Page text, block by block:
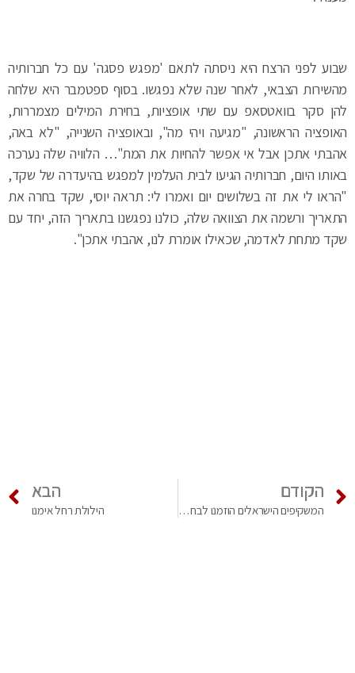
שבוע לפני הרצח היא ניסתה לתאם 'מפגש פסגה' עם כל חברותיה
מהשירות הצבאי, לאחר שנה שלא נפגשו. בסוף ספטמבר היא שלחה
להן סקר בוואטסאפ עם שתי אופציות, בחירת המילים מצמררות,
האופציה הראשונה, "מגיעה ויהי מה", ובאופציה השנייה, "לא באה,
אהבתי אתכן אבל אי אפשר להחיות את המת"… הלוויה שלה נערכה
באותו היום, חברותיה הגיעו לבית העלמין למפגש בהיעדרה של שקד,
"הראו לי את זה בשלושים יום ואמרו לי: תראה יוסי, שקד בחרה את
התאריך ורשמה את הצוואה שלה, כולנו נפגשנו בתאריך הזה, יחד עם
שקד מתחת לאדמה, שכאילו אומרת לנו, אהבתי אתכן".
הקודם
המשקיפים הישראלים הוזמנו לבחירות לפרלמנט
הבא
הילולת רחל אימנו